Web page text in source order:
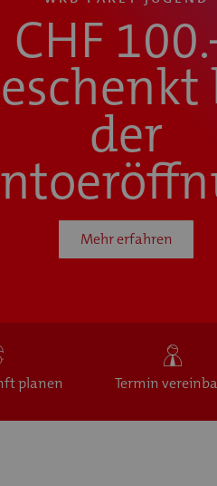
CHF
der
Mehr erfahren
planen Termin